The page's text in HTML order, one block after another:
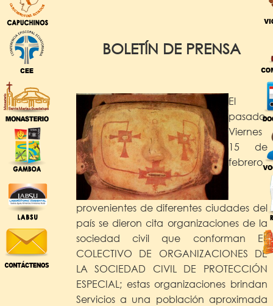
BOLETÍN DE PRENSA
El
pasado
Viernes
15 de
febrero
provenientes de diferentes ciudades del
país se dieron cita organizaciones de la
sociedad civil que conforman EL
COLECTIVO DE ORGANIZACIONES DE
LA SOCIEDAD CIVIL DE PROTECCIÓN
ESPECIAL; estas organizaciones brindan
Servicios a una población aproximada